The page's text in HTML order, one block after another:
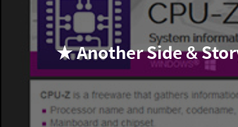
★ Another Side &